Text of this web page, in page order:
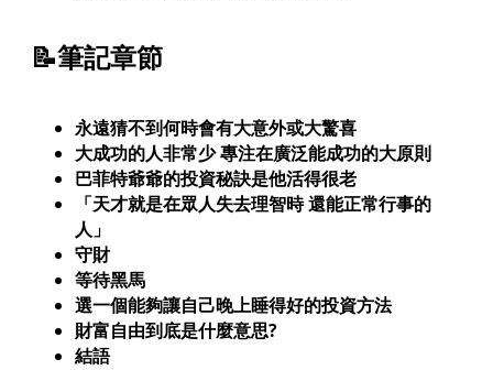
📝筆記章節
永遠猜不到何時會有大意外或大驚喜
大成功的人非常少 專注在廣泛能成功的大原則
巴菲特爺爺的投資秘訣是他活得很老
「天才就是在眾人失去理智時 還能正常行事的
人」
守財
等待黑馬
選一個能夠讓自己晚上睡得好的投資方法
財富自由到底是什麼意思?
結語